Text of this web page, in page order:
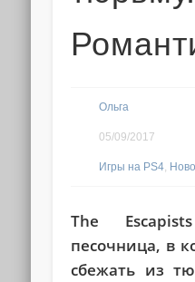
Ольга
05/09/2017
Игры на PS4
The
песочница, в
сбежать из